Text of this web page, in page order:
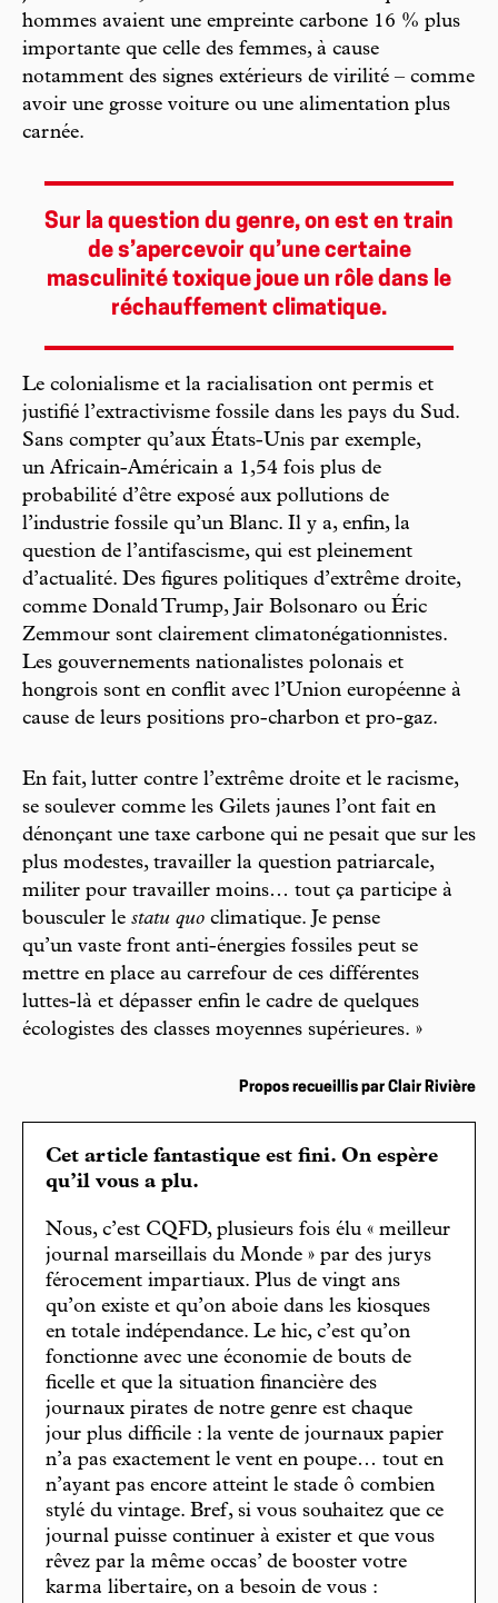
hommes avaient une empreinte carbone 16 % plus
importante que celle des femmes, à cause
notamment des signes extérieurs de virilité – comme
avoir une grosse voiture ou une alimentation plus
carnée.
Sur la question du genre, on est en train
de s’apercevoir qu’une certaine
masculinité toxique joue un rôle dans le
réchauffement climatique.
Le colonialisme et la racialisation ont permis et
justifié l’extractivisme fossile dans les pays du Sud.
Sans compter qu’aux États-Unis par exemple,
un Africain-Américain a 1,54 fois plus de
probabilité d’être exposé aux pollutions de
l’industrie fossile qu’un Blanc. Il y a, enfin, la
question de l’antifascisme, qui est pleinement
d’actualité. Des figures politiques d’extrême droite,
comme Donald Trump, Jair Bolsonaro ou Éric
Zemmour sont clairement climatonégationnistes.
Les gouvernements nationalistes polonais et
hongrois sont en conflit avec l’Union européenne à
cause de leurs positions pro-charbon et pro-gaz.
En fait, lutter contre l’extrême droite et le racisme,
se soulever comme les Gilets jaunes l’ont fait en
dénonçant une taxe carbone qui ne pesait que sur les
plus modestes, travailler la question patriarcale,
militer pour travailler moins… tout ça participe à
bousculer le statu quo climatique. Je pense
qu’un vaste front anti-énergies fossiles peut se
mettre en place au carrefour de ces différentes
luttes-là et dépasser enfin le cadre de quelques
écologistes des classes moyennes supérieures. »
Propos recueillis par Clair Rivière
Cet article fantastique est fini. On espère
qu’il vous a plu.
Nous, c’est CQFD, plusieurs fois élu « meilleur
journal marseillais du Monde » par des jurys
férocement impartiaux. Plus de vingt ans
qu’on existe et qu’on aboie dans les kiosques
en totale indépendance. Le hic, c’est qu’on
fonctionne avec une économie de bouts de
ficelle et que la situation financière des
journaux pirates de notre genre est chaque
jour plus difficile : la vente de journaux papier
n’a pas exactement le vent en poupe… tout en
n’ayant pas encore atteint le stade ô combien
stylé du vintage. Bref, si vous souhaitez que ce
journal puisse continuer à exister et que vous
rêvez par la même occas’ de booster votre
karma libertaire, on a besoin de vous :